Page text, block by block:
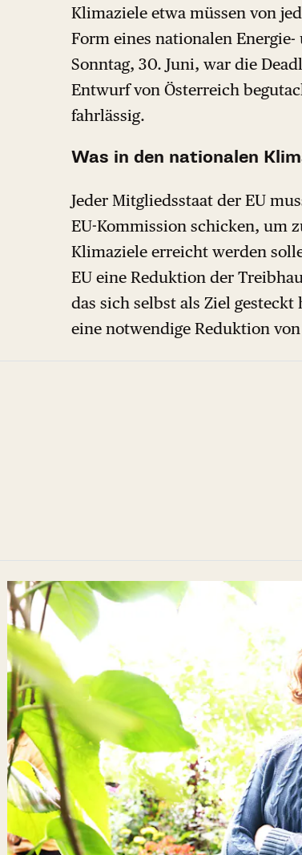
Klimaziele etwa müssen von
Form eines nationalen
Sonntag, 30. Juni, war die
Entwurf von Österreich
fahrlässig.
Was in den nationalen
Jeder Mitgliedsstaat der EU
EU-Kommission schicken, um
Klimaziele erreicht werden
EU eine Reduktion der
das sich selbst als Ziel
eine notwendige Reduktion